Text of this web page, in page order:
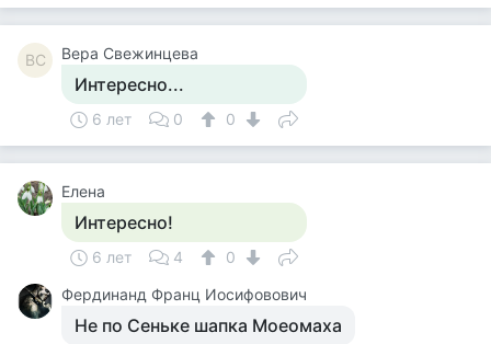
ВС Вера Свежинцева
Интересно...
6 лет 0 0
Елена
Интересно!
6 лет 4
0
Фердинанд Франц Иосифовович
Не по Сеньке шапка Моеомаха